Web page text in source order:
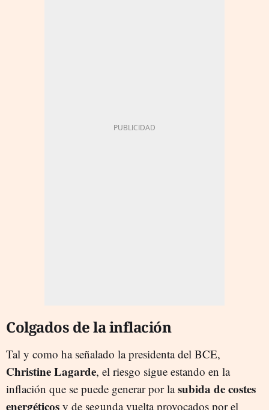
Colgados de la inflación
Tal y como ha señalado la presidenta del BCE,
Christine Lagarde, el riesgo sigue estando en la
inflación que se puede generar por lasubida de costes
energéticos y de segunda vuelta provocados por el